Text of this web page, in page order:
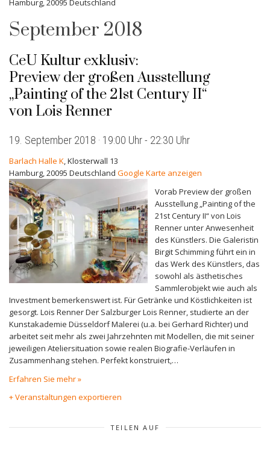
Hamburg,20095 Deutschland
September 2018
CeU Kultur exklusiv:
Preview der großen Ausstellung
„Painting of the 21st Century II“
von Lois Renner
19. September 2018 · 19:00 Uhr- 22:30 Uhr
Barlach Halle K,Klosterwall 13
Hamburg,20095 Deutschland Google Karte anzeigen
Vorab Preview der großen
Ausstellung „Painting of the
21st Century II“ von Lois
Renner unter Anwesenheit
des Künstlers. Die Galeristin
Birgit Schimming führt ein in
das Werk des Künstlers, das
sowohl als ästhetisches
Sammlerobjekt wie auch als
Investment bemerkenswert ist. Für Getränke und Köstlichkeiten ist
gesorgt. Lois Renner Der Salzburger Lois Renner, studierte an der
Kunstakademie Düsseldorf Malerei (u.a. bei Gerhard Richter) und
arbeitet seit mehr als zwei Jahrzehnten mit Modellen, die mit seiner
jeweiligen Ateliersituation sowie realen Biografie-Verläufen in
Zusammenhang stehen. Perfekt konstruiert,…
Erfahren Sie mehr »
+ Veranstaltungen exportieren
TEILEN AUF